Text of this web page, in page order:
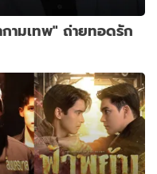
ามเทพ" ถ่ายทอดรัก